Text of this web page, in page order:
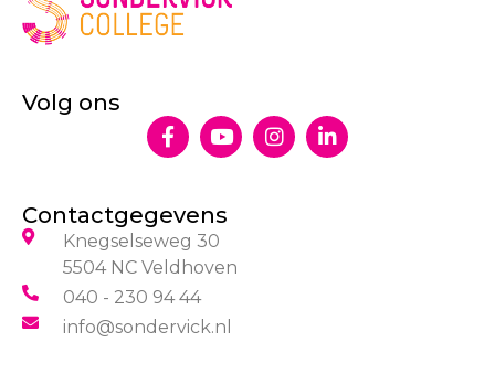
Volg ons
Contactgegevens
Knegselseweg 30
5504 NC Veldhoven
040 - 230 94 44
info@sondervick.nl